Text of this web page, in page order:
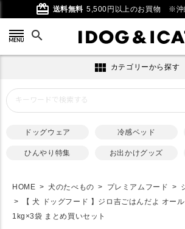
card_giftcard 送料無料 5,500円以上のお買物 ※沖
search
view_module カテゴリーから探す
ドッグウェア 冷感ベッド
ひんやり特集 お出かけグッズ
HOME 犬のたべもの プレミアムフード
【 犬 ドッグフード 】ジロ吉ごはんだよ オー
1kg×3袋 まとめ買いセット